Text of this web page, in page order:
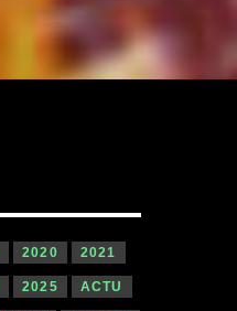
2020 2021
2025 ACTU